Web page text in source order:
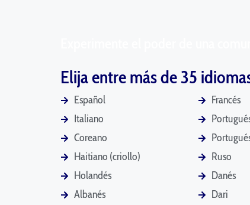
Elija entre más de 35
Español
Italiano
Coreano
Haitiano (criollo)
Holandés
Albanés
Francés
Ruso
Danés
Dari